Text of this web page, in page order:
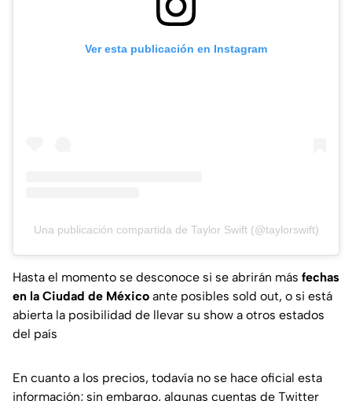
Ver esta publicación en Instagram
Una publicación compartida de Taylor Swift (@taylorswift)
Hasta el momento se desconoce si se abrirán más fechas
en la Ciudad de México ante posibles sold out, o si está
abierta la posibilidad de llevar su show a otros estados
del país
En cuanto a los precios, todavía no se hace oficial esta
información; sin embargo, algunas cuentas de Twitter